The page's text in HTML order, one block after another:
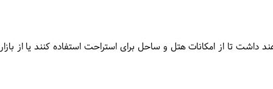
داشت تا از امکانات هتل و ساحل برای استراحت استفاده کنند یا از